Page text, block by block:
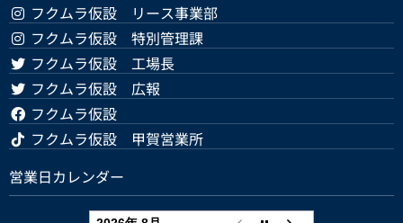
フクムラ仮設 リース事業部
フクムラ仮設 特別管理課
フクムラ仮設 工場長
フクムラ仮設 広報
フクムラ仮設
フクムラ仮設 甲賀営業所
営業日カレンダー